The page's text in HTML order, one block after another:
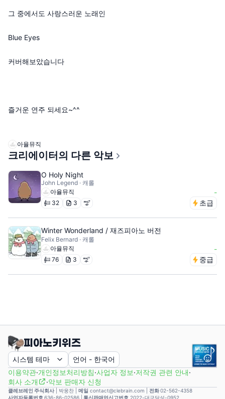
그 중에서도 사랑스러운 노래인
Blue Eyes
커버해보았습니다
즐거운 연주 되세요~^^
아율뮤직
크리에이터의 다른 악보
O Holy Night
John Legend · 캐롤
아율뮤직
-
32 3 초급
Winter Wonderland / 재즈피아노 버전
Felix Bernard · 캐롤
아율뮤직
-
76 3 중급
시스템 테마 언어 - 한국어
이용약관·개인정보처리방침·사업자 정보·저작권 관련 안내·
회사 소개
·악보 판매자 신청
클레브레인 주식회사| 박웅찬 메일 contact@clebrain.com | 전화02-562-4358
사업자등록번호 636-86-02586 | 통신판매업신고번호 2022-대구달성-0952